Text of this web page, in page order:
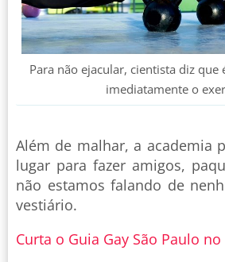
Para não ejacular, cientista diz que
imediatamente o
Além de malhar, a academia
lugar para fazer amigos,
não estamos falando de
vestiário.
Curta o Guia Gay São Paulo